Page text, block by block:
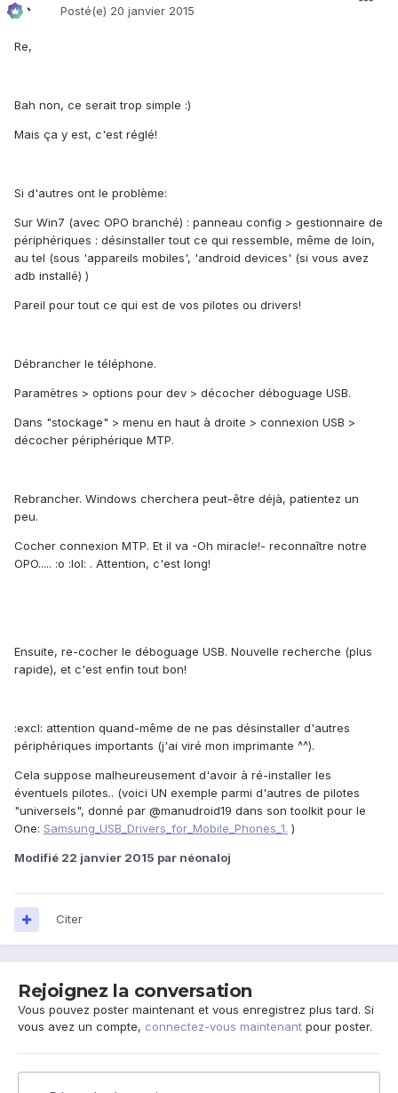
Posté(e) 20 janvier 2015
Re,
Bah non, ce serait trop simple :)
Mais ça y est, c'est réglé!
Si d'autres ont le problème:
Sur Win7 (avec OPO branché) : panneau config > gestionnaire de
périphériques : désinstaller tout ce qui ressemble, même de loin,
au tel (sous 'appareils mobiles', 'android devices' (si vous avez
adb installé) )
Pareil pour tout ce qui est de vos pilotes ou drivers!
Débrancher le téléphone.
Paramètres > options pour dev > décocher déboguage USB.
Dans "stockage" > menu en haut à droite > connexion USB >
décocher périphérique MTP.
Rebrancher. Windows cherchera peut-être déjà, patientez un
peu.
Cocher connexion MTP. Et il va -Oh miracle!- reconnaître notre
OPO..... :o :lol: . Attention, c'est long!
Ensuite, re-cocher le déboguage USB. Nouvelle recherche (plus
rapide), et c'est enfin tout bon!
:excl: attention quand-même de ne pas désinstaller d'autres
périphériques importants (j'ai viré mon imprimante ^^).
Cela suppose malheureusement d'avoir à ré-installer les
éventuels pilotes.. (voici UN exemple parmi d'autres de pilotes
"universels", donné par @manudroid19 dans son toolkit pour le
One: Samsung_USB_Drivers_for_Mobile_Phones_1. )
Modifié 22 janvier 2015 par néonaloj
Citer
Rejoignez la conversation
Vous pouvez poster maintenant et vous enregistrez plus tard. Si
vous avez un compte, connectez-vous maintenant pour poster.